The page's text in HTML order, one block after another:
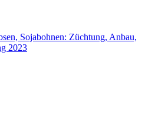
Sojabohnen: Züchtung, Anbau,
2023